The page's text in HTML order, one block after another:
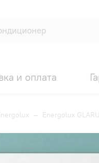
и оплата
— Energolux